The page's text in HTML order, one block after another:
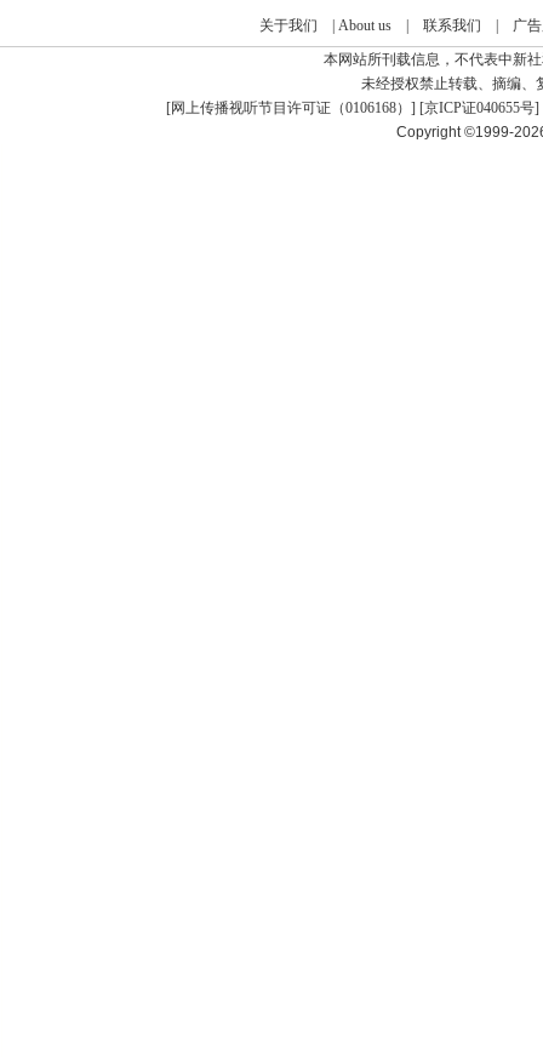
关于我们 About us| 联系我们
广
本网站所刊载信息，不代表中新
未经授权禁止转载、摘编、
[网上传播视听节目许可证（0106168） ] [京ICP证040655号]
Copyright ©1999-